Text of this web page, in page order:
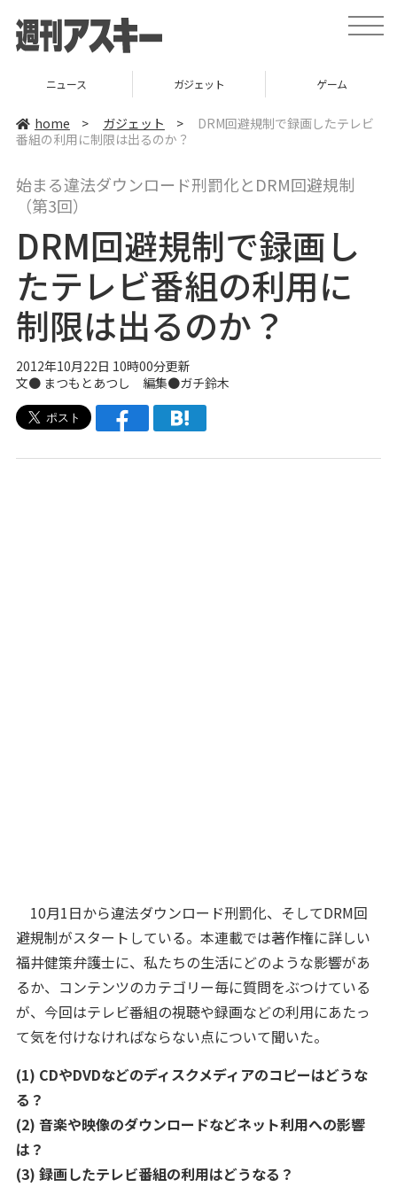
t
o
v
ニュース ガジェット ゲーム
home > ガジェット >
DRM回避規制で録画したテレビ
番組の利用に制限は出るのか？
始まる違法ダウンロード刑罰化とDRM回避規制
（第3回）
DRM回避規制で録画し
たテレビ番組の利用に
制限は出るのか？
2012年10月22日 10時00分更新
文● まつもとあつし 編集●ガチ鈴木
10月1日から違法ダウンロード刑罰化、そしてDRM回
避規制がスタートしている。本連載では著作権に詳しい
福井健策弁護士に、私たちの生活にどのような影響があ
るか、コンテンツのカテゴリー毎に質問をぶつけている
が、今回はテレビ番組の視聴や録画などの利用にあたっ
て気を付けなければならない点について聞いた。
(1) CDやDVDなどのディスクメディアのコピーはどうな
る？
(2) 音楽や映像のダウンロードなどネット利用への影響
は？
(3) 録画したテレビ番組の利用はどうなる？